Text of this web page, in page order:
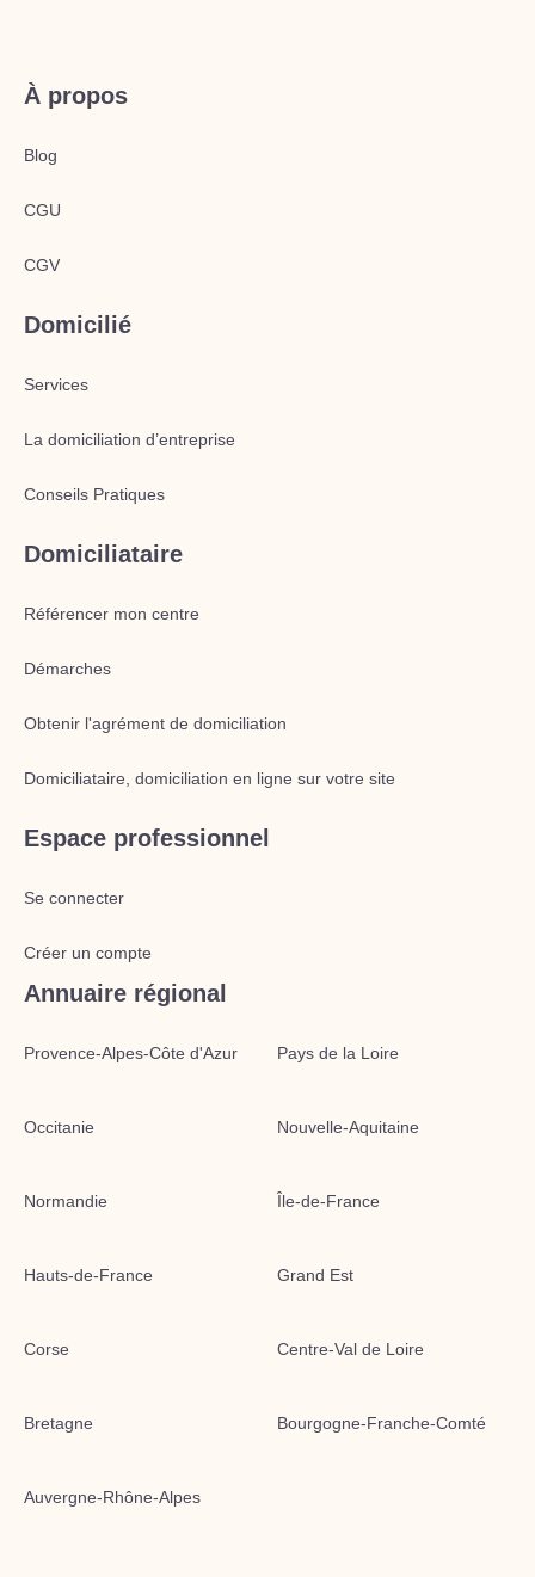
À propos
Blog
CGU
CGV
Domicilié
Services
La domiciliation d’entreprise
Conseils Pratiques
Domiciliataire
Référencer mon centre
Démarches
Obtenir l'agrément de domiciliation
Domiciliataire, domiciliation en ligne sur votre site
Espace professionnel
Se connecter
Créer un compte
Annuaire régional
Provence-Alpes-Côte d'Azur Pays de la Loire
Occitanie Nouvelle-Aquitaine
Normandie Île-de-France
Hauts-de-France Grand Est
Corse Centre-Val de Loire
Bretagne Bourgogne-Franche-Comté
Auvergne-Rhône-Alpes